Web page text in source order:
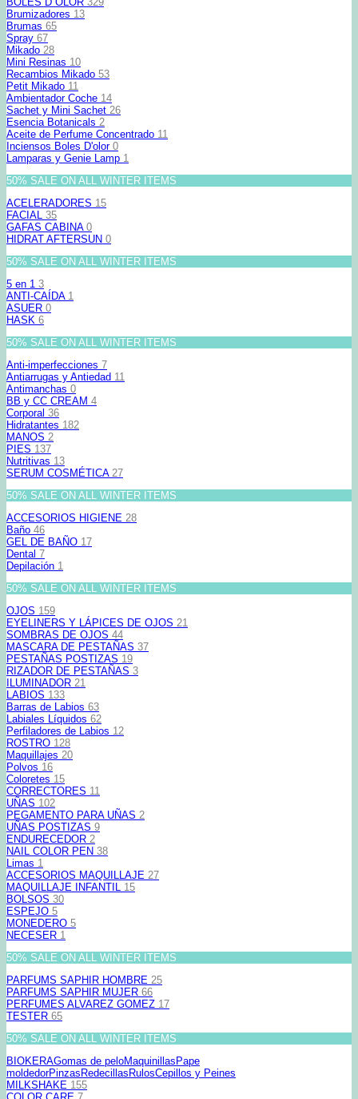
Brumizadores 13
Brumas 65
Spray 67
Mikado 28
Mini Resinas 10
Recambios Mikado 53
Petit Mikado 11
Ambientador Coche 14
Sachet y Mini Sachet 26
Esencia Botanicals 2
Aceite de Perfume Concentrado 11
Inciensos Boles D'olor 0
Lamparas y Genie Lamp 1
50% SALE ON ALL WINTER ITEMS
ACELERADORES 15
FACIAL 35
GAFAS CABINA 0
HIDRAT AFTERSUN 0
50% SALE ON ALL WINTER ITEMS
5 en 1 3
ANTI-CAÍDA 1
ASUER 0
HASK 6
50% SALE ON ALL WINTER ITEMS
Anti-imperfecciones 7
Antiarrugas y Antiedad 11
Antimanchas 0
BB y CC CREAM 4
Corporal 36
Hidratantes 182
MANOS 2
PIES 137
Nutritivas 13
SERUM COSMÉTICA 27
50% SALE ON ALL WINTER ITEMS
ACCESORIOS HIGIENE 28
Baño 46
GEL DE BAÑO 17
Dental 7
Depilación 1
50% SALE ON ALL WINTER ITEMS
OJOS 159
EYELINERS Y LÁPICES DE OJOS 21
SOMBRAS DE OJOS 44
MASCARA DE PESTAÑAS 37
PESTAÑAS POSTIZAS 19
RIZADOR DE PESTAÑAS 3
ILUMINADOR 21
LABIOS 133
Barras de Labios 63
Labiales Líquidos 62
Perfiladores de Labios 12
ROSTRO 128
Maquillajes 20
Polvos 16
Coloretes 15
CORRECTORES 11
UÑAS 102
PEGAMENTO PARA UÑAS 2
UÑAS POSTIZAS 9
ENDURECEDOR 2
NAIL COLOR PEN 38
Limas 1
ACCESORIOS MAQUILLAJE 27
MAQUILLAJE INFANTIL 15
BOLSOS 30
ESPEJO 5
MONEDERO 5
NECESER 1
50% SALE ON ALL WINTER ITEMS
PARFUMS SAPHIR HOMBRE 25
PARFUMS SAPHIR MUJER 66
PERFUMES ALVAREZ GOMEZ 17
TESTER 65
50% SALE ON ALL WINTER ITEMS
BIOKERAGomas de peloMaquinillasPape
moldedorPinzasRedecillasRulosCepillos y Peines
MILKSHAKE 155